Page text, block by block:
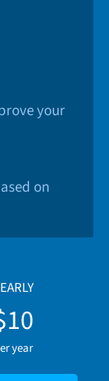
your
on
year